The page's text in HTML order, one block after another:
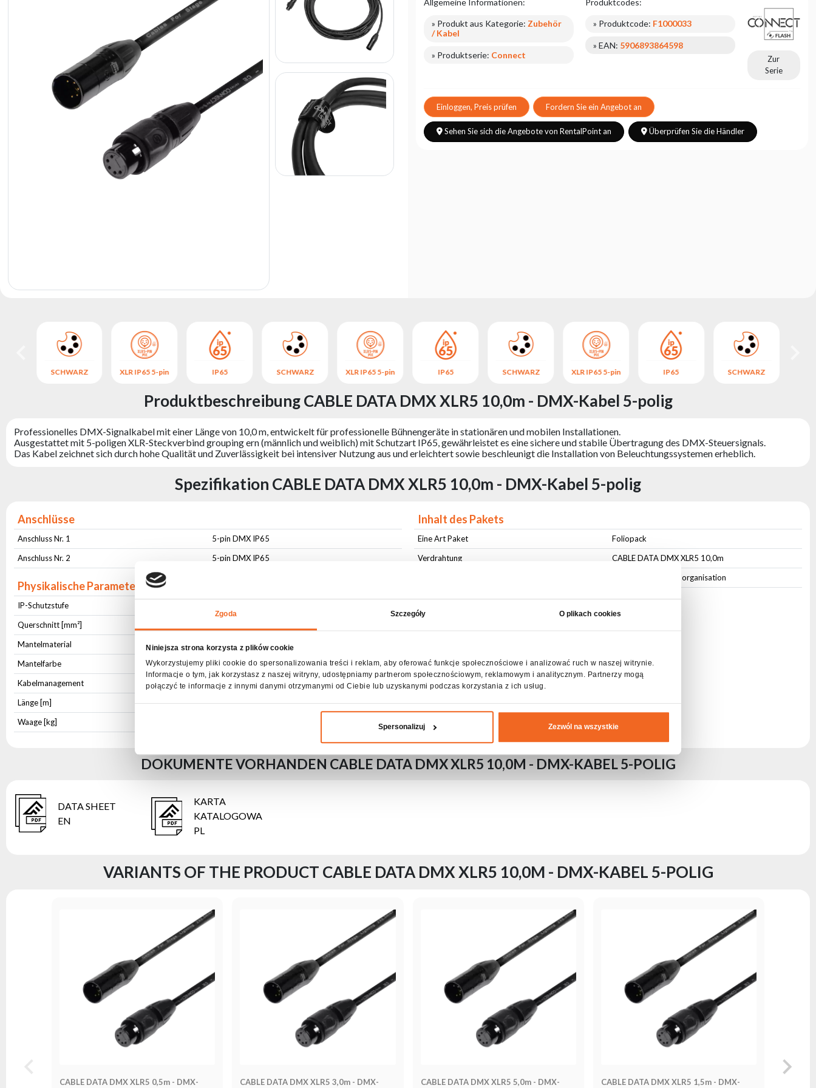
Zgoda Szczegóły O plikach cookies
Niniejsza strona korzysta z plików cookie
Wykorzystujemy pliki cookie do spersonalizowania treści i reklam, aby oferować funkcje społecznościowe i analizować ruch w naszej witrynie.
Informacje o tym, jak korzystasz z naszej witryny, udostępniamy partnerom społecznościowym, reklamowym i analitycznym. Partnerzy mogą
połączyć te informacje z innymi danymi otrzymanymi od Ciebie lub uzyskanymi podczas korzystania z ich usług.
Spersonalizuj Zezwól na wszystkie
Ausstellungsbeleuchtung
» Produkt aus Kategorie: Zubehör
/ Kabel
» Produktserie: Connect
» Produktcode: F1000033
» EAN: 5906893864598
Zur
Serie
Einloggen, Preis prüfen Fordern Sie ein Angebot an
Sehen Sie sich die Angebote von RentalPoint an Überprüfen Sie die Händler
SCHWARZ XLR IP65 5-pin IP65 SCHWARZ XLR IP65 5-pin IP65 SCHWARZ XLR IP65 5-pin IP65 SCHWARZ
Produktbeschreibung CABLE DATA DMX XLR5 10,0m - DMX-Kabel 5-polig
Professionelles DMX-Signalkabel mit einer Länge von 10,0 m, entwickelt für professionelle Bühnengeräte in stationären und mobilen Installationen.
Ausgestattet mit 5-poligen XLR-Steckverbind grouping ern (männlich und weiblich) mit Schutzart IP65, gewährleistet es eine sichere und stabile Übertragung des DMX-Steuersignals.
Das Kabel zeichnet sich durch hohe Qualität und Zuverlässigkeit bei intensiver Nutzung aus und erleichtert sowie beschleunigt die Installation von Beleuchtungssystemen erheblich.
Spezifikation CABLE DATA DMX XLR5 10,0m - DMX-Kabel 5-polig
Anschlüsse
Anschluss Nr. 1
5-pin DMX IP65
Anschluss Nr. 2
5-pin DMX IP65
Physikalische Parameter
IP-Schutzstufe
Querschnitt [mm²]
Mantelmaterial
PVC
Mantelfarbe
Schwarz
Kabelmanagement
Klett-Kabelbinder
Länge [m]
10,0
Waage [kg]
Inhalt des Pakets
Eine Art Paket
Foliopack
Verdrahtung
CABLE DATA DMX XLR5 10,0m
Klettband zur Kabelorganisation
DOKUMENTE VORHANDEN CABLE DATA DMX XLR5 10,0M - DMX-KABEL 5-POLIG
DATA SHEET
EN
KARTA
KATALOGOWA
PL
VARIANTS OF THE PRODUCT CABLE DATA DMX XLR5 10,0M - DMX-KABEL 5-POLIG
CABLE DATA DMX XLR5 0,5m - DMX-
CABLE DATA DMX XLR5 3,0m - DMX-
CABLE DATA DMX XLR5 5,0m - DMX-
CABLE DATA DMX XLR5 1,5m - DMX-